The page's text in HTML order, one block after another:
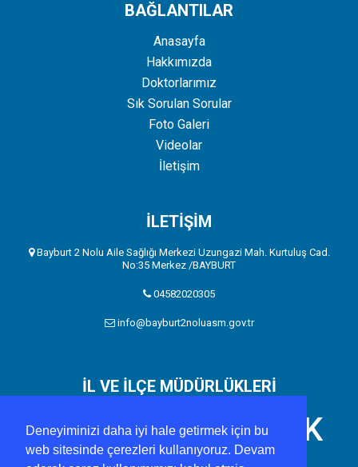
Deneyiminizi daha iyi hale getirmek için bu
web sitesinde çerezleri kullanıyoruz. Devam
BAĞLANTILAR
Anasayfa
Hakkımızda
Doktorlarımız
Sık Sorulan Sorular
Foto Galeri
Videolar
İletişim
İLETİŞİM
Bayburt 2 Nolu Aile Sağlığı Merkezi Uzungazi Mah. Kurtuluş Cad.
No:35 Merkez /BAYBURT
04582020305
info@bayburt2noluasm.gov.tr
İL VE İLÇE MÜDÜRLÜKLERİ
BAYBURT İL SAĞLIK